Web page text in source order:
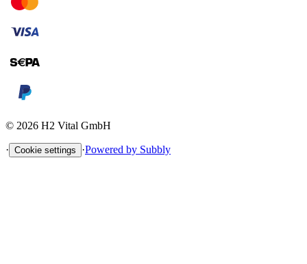
© 2026 H2 Vital GmbH
· Cookie settings ·Powered by Subbly